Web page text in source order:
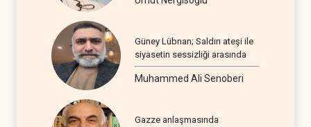
Güney Lübnan; Saldırı ateşi ile
siyasetin sessizliği arasında
Muhammed Ali Senoberi
Gazze anlaşmasında